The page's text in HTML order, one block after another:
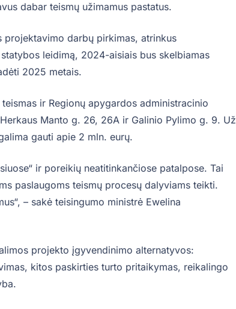
dabar teismų užimamus pastatus.
projektavimo darbų pirkimas, atrinkus
leidimą, 2024-aisiais bus skelbiamas
2025 metais.
ir Regionų apygardos administracinio
Manto g. 26, 26A ir Galinio Pylimo g. 9. Už
gauti apie 2 mln. eurų.
ir poreikių neatitinkančiose patalpose. Tai
paslaugoms teismų procesų dalyviams teikti.
– sakė teisingumo ministrė Ewelina
projekto įgyvendinimo alternatyvos:
kitos paskirties turto pritaikymas, reikalingo